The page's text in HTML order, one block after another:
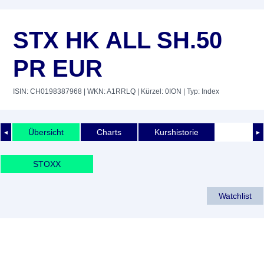
STX HK ALL SH.50
PR EUR
ISIN: CH0198387968 | WKN: A1RRLQ | Kürzel: 0ION | Typ: Index
◄ ►
Übersicht Charts Kurshistorie
STOXX
Watchlist